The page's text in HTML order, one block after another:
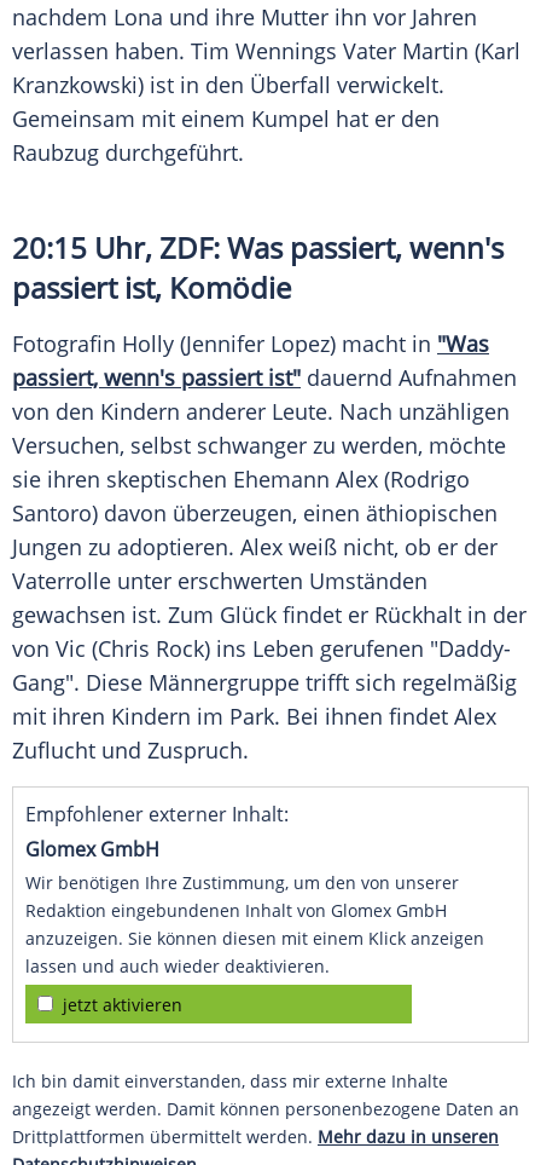
nachdem Lona und ihre Mutter ihn vor Jahren
verlassen haben. Tim Wennings Vater Martin (Karl
Kranzkowski) ist in den Überfall verwickelt.
Gemeinsam mit einem Kumpel hat er den
Raubzug durchgeführt.
20:15 Uhr, ZDF: Was passiert, wenn's
passiert ist, Komödie
Fotografin Holly (Jennifer Lopez) macht in "Was
passiert, wenn's passiert ist" dauernd Aufnahmen
von den Kindern anderer Leute. Nach unzähligen
Versuchen, selbst schwanger zu werden, möchte
sie ihren skeptischen Ehemann Alex (Rodrigo
Santoro) davon überzeugen, einen äthiopischen
Jungen zu adoptieren. Alex weiß nicht, ob er der
Vaterrolle unter erschwerten Umständen
gewachsen ist. Zum Glück findet er Rückhalt in der
von Vic (Chris Rock) ins Leben gerufenen "Daddy-
Gang". Diese Männergruppe trifft sich regelmäßig
mit ihren Kindern im Park. Bei ihnen findet Alex
Zuflucht und Zuspruch.
Empfohlener externer Inhalt:
Glomex GmbH
Wir benötigen Ihre Zustimmung, um den von unserer
Redaktion eingebundenen Inhalt von Glomex GmbH
anzuzeigen. Sie können diesen mit einem Klick anzeigen
lassen und auch wieder deaktivieren.
jetzt aktivieren
Ich bin damit einverstanden, dass mir externe Inhalte
angezeigt werden. Damit können personenbezogene Daten an
Drittplattformen übermittelt werden. Mehr dazu in unseren